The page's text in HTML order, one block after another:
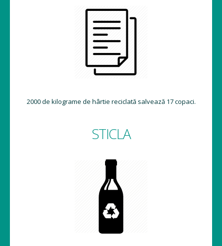
2000 de kilograme de hârtie reciclată salvează 17 copaci.
STICLA